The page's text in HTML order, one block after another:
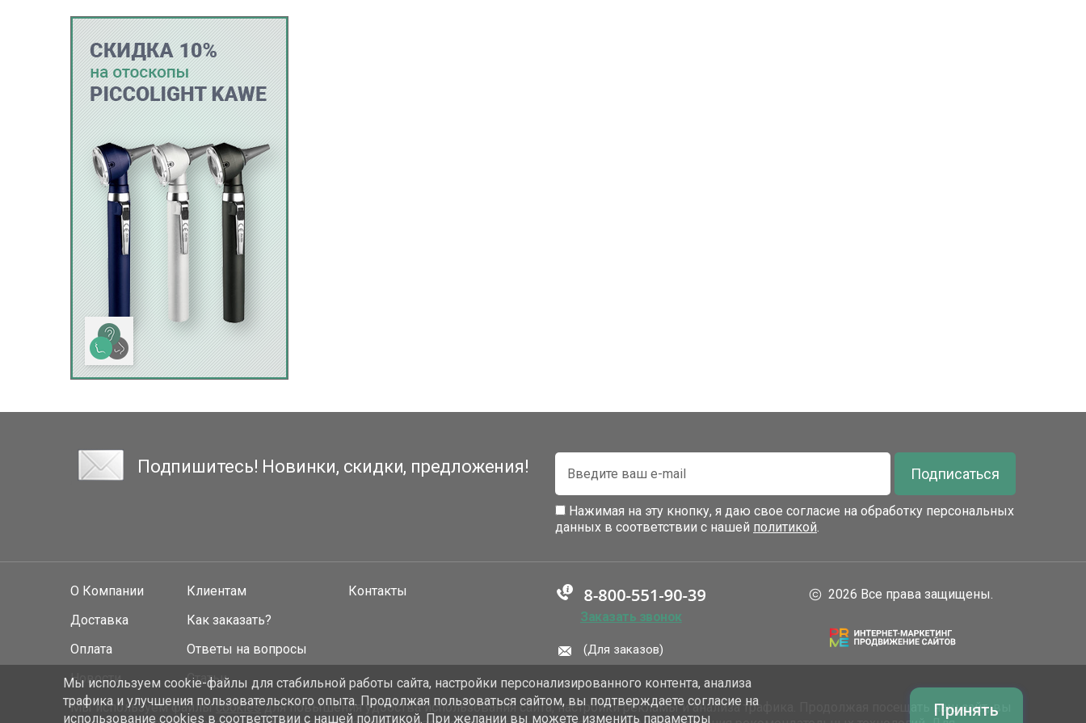
Подпишитесь! Новинки, скидки, предложения! Подписаться
Нажимая на эту кнопку, я даю свое согласие на обработку персональных
данных в соответствии с нашей политикой.
О Компании
Доставка
Оплата
Новости
Клиентам
Как заказать?
Ответы на вопросы
Статьи
Контакты
Заказать звонок
(Для заказов)
2026 Все права защищены.
Мы используем файлыcookiesдля повышения удобства использования сайта, настройки рекламы и анализа трафика. Продолжая посещать наш сайт, вы
Мы используем cookie-файлы для стабильной работы сайта, настройки персонализированного контента, анализа
трафика и улучшения пользовательского опыта. Продолжая пользоваться сайтом, вы подтверждаете согласие на
использование cookies в соответствии с нашей политикой. При желании вы можете изменить параметры Принять